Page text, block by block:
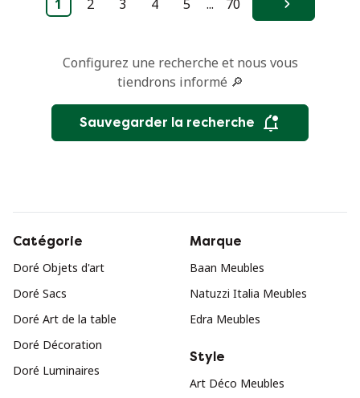
1 2 3 4 5 ... 70 Suivant
Configurez une recherche et nous vous
tiendrons informé 🔎
Sauvegarder la recherche
Catégorie
Doré Objets d'art
Doré Sacs
Doré Art de la table
Doré Décoration
Doré Luminaires
Marque
Baan Meubles
Natuzzi Italia Meubles
Edra Meubles
Style
Art Déco Meubles